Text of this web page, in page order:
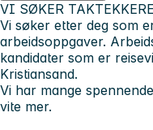
VI SØKER
Vi søker etter deg som
arbeidsoppgaver.
kandidater som er
Kristiansand.
Vi har mange
vite mer.